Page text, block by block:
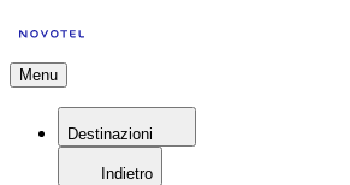
Menu
Destinazioni
Indietro